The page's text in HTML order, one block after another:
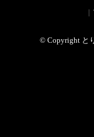
© Copyright と